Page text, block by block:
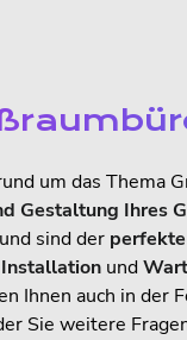
um das Thema
Gestaltung Ihres
sind der
Installation und
Ihnen auch in der
Sie weitere